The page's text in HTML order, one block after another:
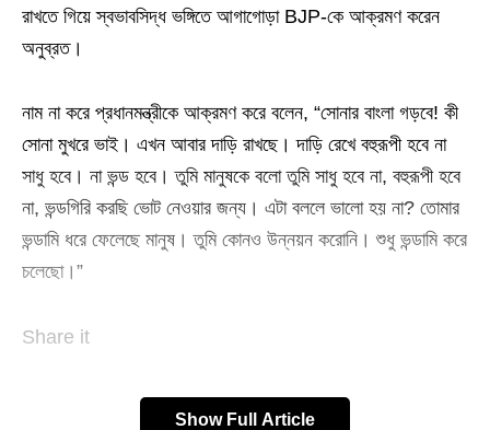
রাখতে গিয়ে স্বভাবসিদ্ধ ভঙ্গিতে আগাগোড়া BJP-কে আক্রমণ করেন
অনুব্রত।
নাম না করে প্রধানমন্ত্রীকে আক্রমণ করে বলেন, “সোনার বাংলা গড়বে! কী
সোনা মুখরে ভাই। এখন আবার দাড়ি রাখছে। দাড়ি রেখে বহুরূপী হবে না
সাধু হবে। না ভন্ড হবে। তুমি মানুষকে বলো তুমি সাধু হবে না, বহুরূপী হবে
না, ভন্ডগিরি করছি ভোট নেওয়ার জন্য। এটা বললে ভালো হয় না? তোমার
ভন্ডামি ধরে ফেলেছে মানুষ। তুমি কোনও উন্নয়ন করোনি। শুধু ভন্ডামি করে
চলেছো।”
Share it
Show Full Article